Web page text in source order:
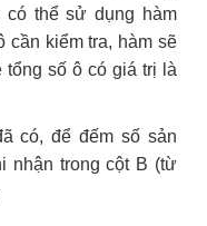
có thể sử dụng hàm
cần kiểm tra, hàm sẽ
tổng số ô có giá trị là
có, để đếm số sản
nhận trong cột B (từ